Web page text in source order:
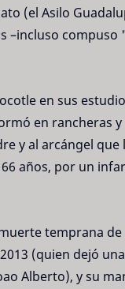
(el Asilo
compuso
en sus
en rancheras y
y al arcángel
años, por un
temprana
(quien dejó
Alberto), y su